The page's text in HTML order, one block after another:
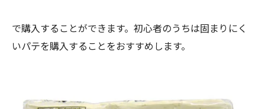
で購入することができます。初心者のうちは固まりにく
いパテを購入することをおすすめします。